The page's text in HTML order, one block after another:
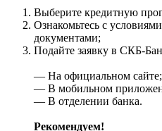
Выберите кредитную
Ознакомьтесь с
документами;
Подайте заявку в СКБ-
— На официальном сайте;
— В мобильном
— В отделении банка.
Рекомендуем!